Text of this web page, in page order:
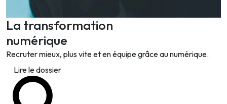
La transformation
numérique
Recruter mieux, plus vite et en équipe grâce au numérique.
Lire le dossier